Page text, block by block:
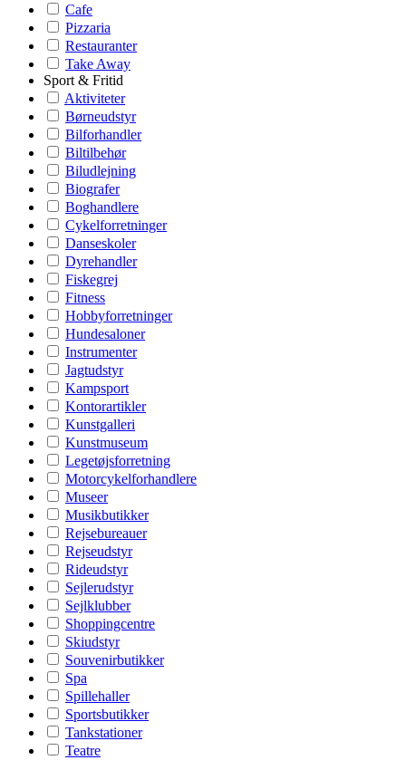
Cafe
Pizzaria
Restauranter
Take Away
Sport & Fritid
Aktiviteter
Børneudstyr
Bilforhandler
Biltilbehør
Biludlejning
Biografer
Boghandlere
Cykelforretninger
Danseskoler
Dyrehandler
Fiskegrej
Fitness
Hobbyforretninger
Hundesaloner
Instrumenter
Jagtudstyr
Kampsport
Kontorartikler
Kunstgalleri
Kunstmuseum
Legetøjsforretning
Motorcykelforhandlere
Museer
Musikbutikker
Rejsebureauer
Rejseudstyr
Rideudstyr
Sejlerudstyr
Sejlklubber
Shoppingcentre
Skiudstyr
Souvenirbutikker
Spa
Spillehaller
Sportsbutikker
Tankstationer
Teatre